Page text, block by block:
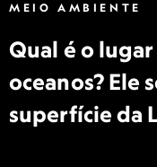
MEIO AMBIENTE
Qual é o
oceanos? Ele
superfície da